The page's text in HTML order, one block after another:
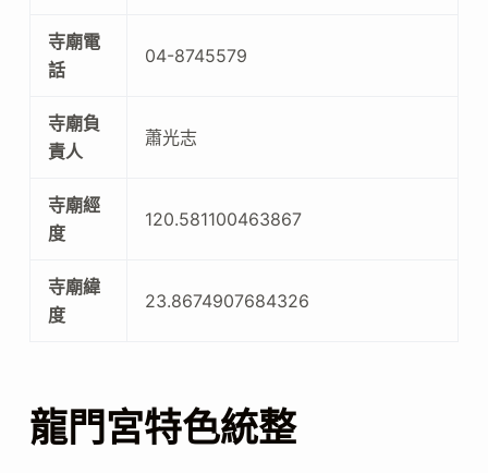
寺廟電
話
04-8745579
寺廟負
責人
蕭光志
寺廟經
度
120.581100463867
寺廟緯
度
23.8674907684326
龍門宮特色統整